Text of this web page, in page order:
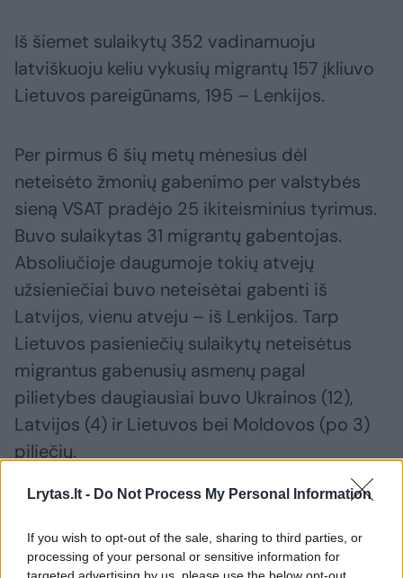
Lrytas.lt - Do Not Process My Personal Information
If you wish to opt-out of the sale, sharing to third parties, or
processing of your personal or sensitive information for
targeted advertising by us, please use the below opt-out
Iš šiemet sulaikytų 352 vadinamuoju
latviškuoju keliu vykusių migrantų 157 įkliuvo
Lietuvos pareigūnams, 195 – Lenkijos.
Per pirmus 6 šių metų mėnesius dėl
neteisėto žmonių gabenimo per valstybės
sieną VSAT pradėjo 25 ikiteisminius tyrimus.
Buvo sulaikytas 31 migrantų gabentojas.
Absoliučioje daugumoje tokių atvejų
užsieniečiai buvo neteisėtai gabenti iš
Latvijos, vienu atveju – iš Lenkijos. Tarp
Lietuvos pasieniečių sulaikytų neteisėtus
migrantus gabenusių asmenų pagal
pilietybes daugiausiai buvo Ukrainos (12),
Latvijos (4) ir Lietuvos bei Moldovos (po 3)
piliečių.
Rodyti daugiau žymių